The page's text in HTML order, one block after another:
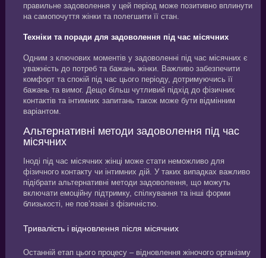
правильне задоволення у цей період може позитивно вплинути
на самопочуття жінки та полегшити її стан.
Техніки та поради для задоволення під час місячних
Одним з ключових моментів у задоволенні під час місячних є
уважність до потреб та бажань жінки. Важливо забезпечити
комфорт та спокій під час цього періоду, дотримуючись її
бажань та вимог. Дещо більш чутливий підхід до фізичних
контактів та інтимних запитань також може бути відмінним
варіантом.
Альтернативні методи задоволення під час
місячних
Іноді під час місячних жінці може стати неможливо для
фізичного контакту чи інтимних дій. У таких випадках важливо
підібрати альтернативні методи задоволення, що можуть
включати емоційну підтримку, спілкування та інші форми
близькості, не пов’язані з фізичністю.
Тривалість і відновлення після місячних
Останній етап цього процесу – відновлення жіночого організму